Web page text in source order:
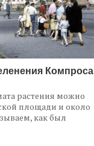
Компроса
растения можно
площади и около
как был